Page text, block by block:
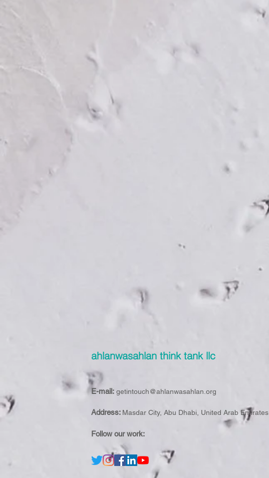
ahlanwasahlan think tank llc
E-mail: getintouch@ahlanwasahlan.org
Address: Masdar City, Abu Dhabi, United Arab Emirates
Follow our work: